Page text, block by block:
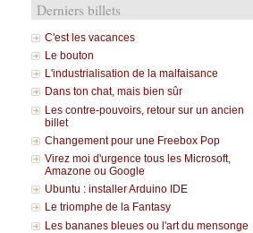
Derniers billets
C'est les vacances
Le bouton
L'industrialisation de la malfaisance
Dans ton chat, mais bien sûr
Les contre-pouvoirs, retour sur un ancien
billet
Changement pour une Freebox Pop
Virez moi d'urgence tous les Microsoft,
Amazone ou Google
Ubuntu : installer Arduino IDE
Le triomphe de la Fantasy
Les bananes bleues ou l'art du mensonge